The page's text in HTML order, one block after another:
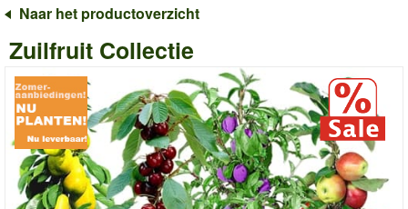
Naar het productoverzicht
Zuilfruit Collectie